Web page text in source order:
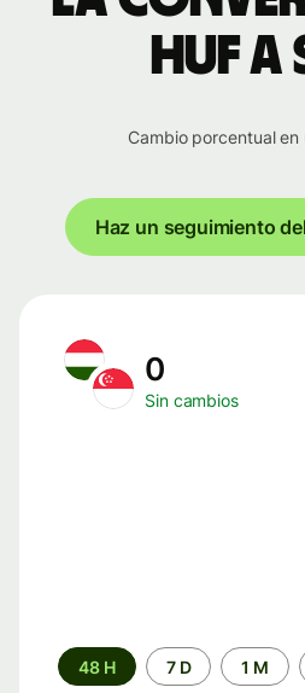
HUF a
Cambio porcentual en
Haz un seguimiento
0
Sin cambios
Periodo
de
48 H 7 D 1 M